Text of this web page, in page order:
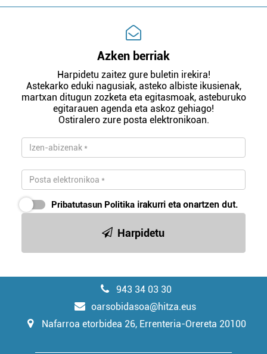
Azken berriak
Harpidetu zaitez gure buletin irekira!
Astekarko eduki nagusiak, asteko albiste ikusienak,
martxan ditugun zozketa eta egitasmoak, asteburuko
egitarauen agenda eta askoz gehiago!
Ostiralero zure posta elektronikoan.
Pribatutasun Politika irakurri eta onartzen dut.
Harpidetu
943 34 03 30
oarsobidasoa@hitza.eus
Nafarroa etorbidea 26, Errenteria-Orereta 20100